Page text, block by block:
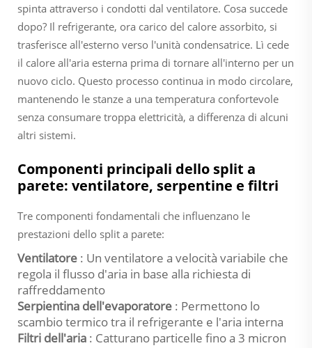
spinta attraverso i condotti dal ventilatore. Cosa succede
dopo? Il refrigerante, ora carico del calore assorbito, si
trasferisce all'esterno verso l'unità condensatrice. Lì cede
il calore all'aria esterna prima di tornare all'interno per un
nuovo ciclo. Questo processo continua in modo circolare,
mantenendo le stanze a una temperatura confortevole
senza consumare troppa elettricità, a differenza di alcuni
altri sistemi.
Componenti principali dello split a
parete: ventilatore, serpentine e filtri
Tre componenti fondamentali che influenzano le
prestazioni dello split a parete:
Ventilatore : Un ventilatore a velocità variabile che
regola il flusso d'aria in base alla richiesta di
raffreddamento
Serpientina dell'evaporatore : Permettono lo
scambio termico tra il refrigerante e l'aria interna
Filtri dell'aria : Catturano particelle fino a 3 micron